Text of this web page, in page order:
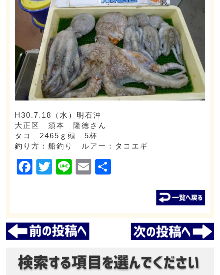
H30.7.18（水）明石沖
大正区 須本 隆徳さん
タコ 2465ｇ頭 5杯
釣り方：船釣り ルアー：タコエギ
Facebook
Twitter
LineEmail